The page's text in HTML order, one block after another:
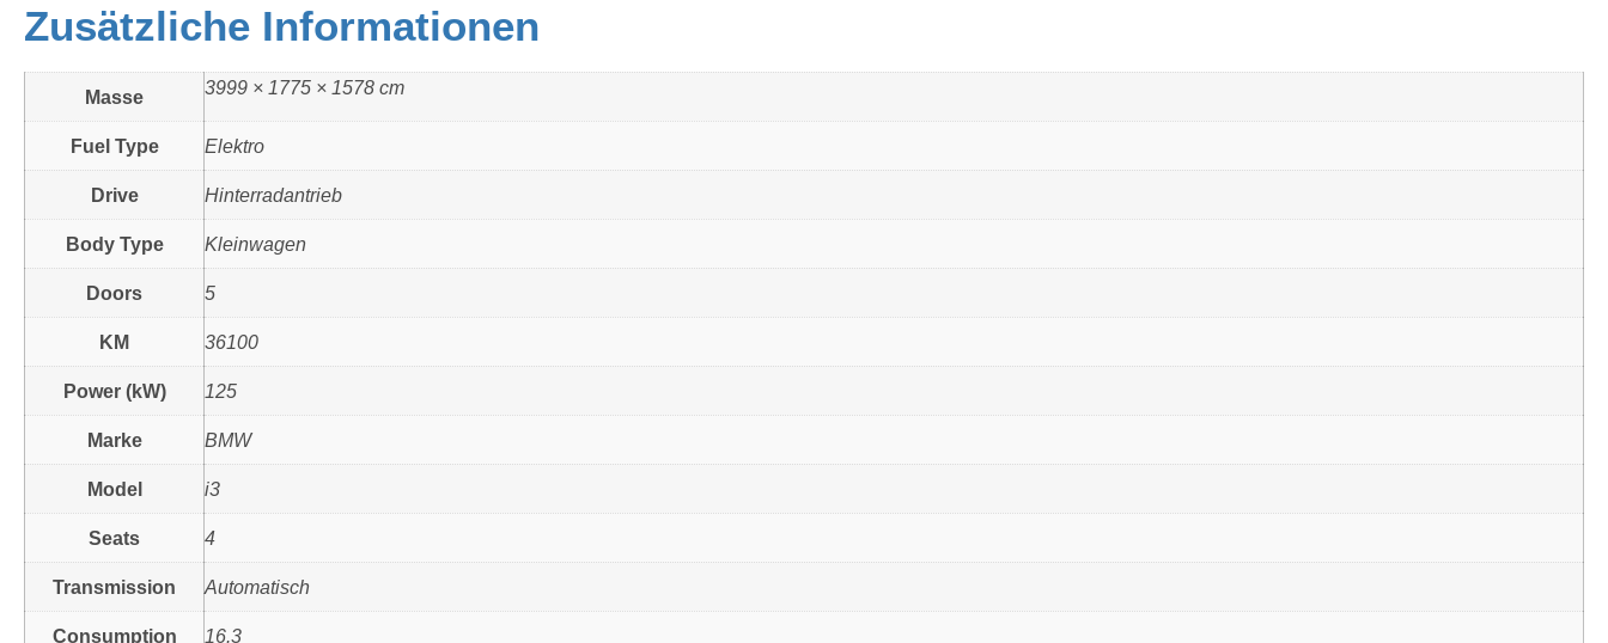
Zusätzliche Informationen
Masse 3999 × 1775 × 1578 cm
Fuel Type Elektro
Drive Hinterradantrieb
Body Type Kleinwagen
Doors 5
KM 36100
Power (kW) 125
Marke BMW
Model i3
Seats 4
Transmission Automatisch
Consumption 16.3